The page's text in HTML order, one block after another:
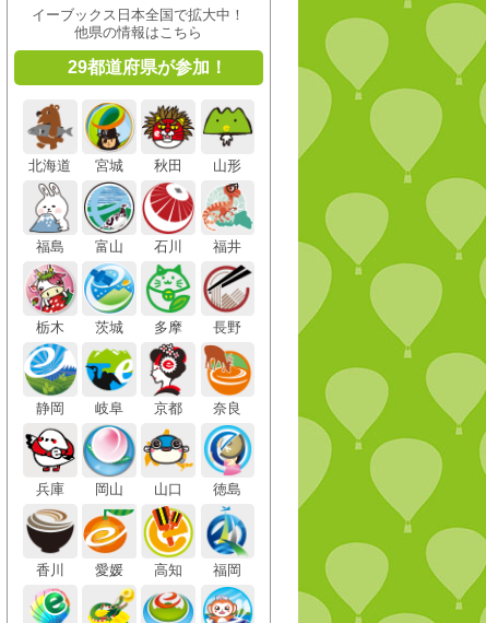
イーブックス日本全国で拡大中！
他県の情報はこちら
29都道府県が参加！
北海道 宮城 秋田 山形
福島 富山 石川 福井
栃木 茨城 多摩 長野
静岡 岐阜 京都 奈良
兵庫 岡山 山口 徳島
香川 愛媛 高知 福岡